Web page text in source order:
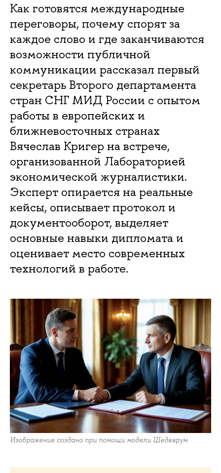
Как готовятся международные
переговоры, почему спорят за
каждое слово и где заканчиваются
возможности публичной
коммуникации рассказал первый
секретарь Второго департамента
стран СНГ МИД России с опытом
работы в европейских и
ближневосточных странах
Вячеслав Кригер на встрече,
организованной Лабораторией
экономической журналистики.
Эксперт опирается на реальные
кейсы, описывает протокол и
документооборот, выделяет
основные навыки дипломата и
оценивает место современных
технологий в работе.
Изображение создано при помощи модели Шедеврум